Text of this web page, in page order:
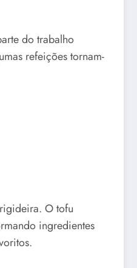
do trabalho
refeições tornam-
O tofu
ingredientes